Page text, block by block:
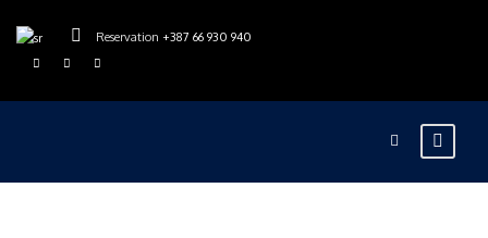
Reservation +387 66 930 940